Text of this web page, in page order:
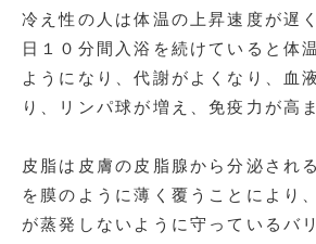
冷え性の人は体温の上昇速度が遅
日１０分間入浴を続けていると体
ようになり、代謝がよくなり、血
り、リンパ球が増え、免疫力が高
皮脂は皮膚の皮脂腺から分泌され
を膜のように薄く覆うことにより
が蒸発しないように守っているバ